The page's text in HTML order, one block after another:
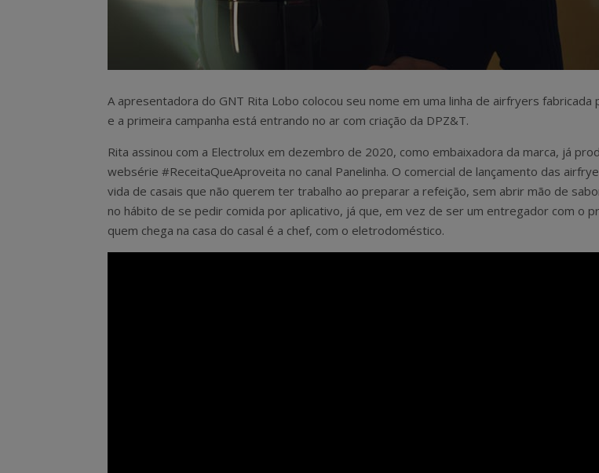
A apresentadora do GNT Rita Lobo colocou seu nome em uma linha de airfryers fabricada
e a primeira campanha está entrando no ar com criação da DPZ&T.
Rita assinou com a Electrolux em dezembro de 2020, como embaixadora da marca, já
websérie #ReceitaQueAproveita no canal Panelinha. O comercial de lançamento das
vida de casais que não querem ter trabalho ao preparar a refeição, sem abrir mão de
no hábito de se pedir comida por aplicativo, já que, em vez de ser um entregador com o
quem chega na casa do casal é a chef, com o eletrodoméstico.